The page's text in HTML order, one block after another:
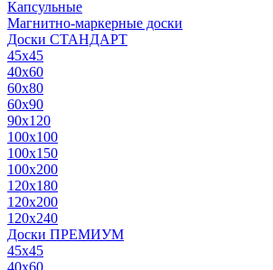
Капсульные
Магнитно-маркерные доски
Доски СТАНДАРТ
45x45
40x60
60x80
60x90
90x120
100x100
100x150
100x200
120x180
120x200
120x240
Доски ПРЕМИУМ
45x45
40x60